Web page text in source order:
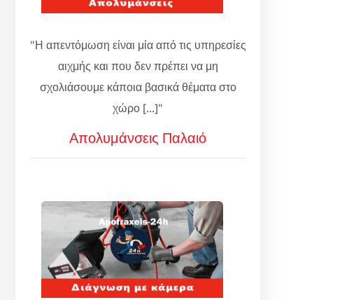
"Η απεντόμωση είναι μία από τις υπηρεσίες
αιχμής και που δεν πρέπει να μη
σχολιάσουμε κάποια βασικά θέματα στο
χώρο [...]"
Απολυμάνσεις Παλαιό